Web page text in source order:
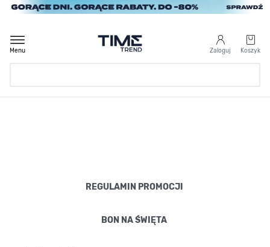
Przejdź do treści
Zaloguj Koszyk
Menu
REGULAMIN PROMOCJI
BON NA ŚWIĘTA